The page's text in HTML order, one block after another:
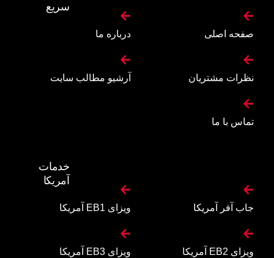
سریع
صفحه اصلی درباره ما
نظرات مشتریان آرشیو مطالب سایت
تماس با ما
خدمات
آمریکا
جاب آفر آمریکا ویزای EB1 آمریکا
ویزای EB2 آمریکا ویزای EB3 آمریکا